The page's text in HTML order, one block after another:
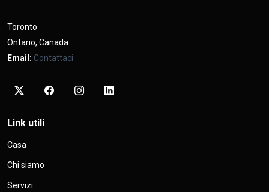
Toronto
Ontario, Canada
Email: Contattaci
Link utili
Casa
Chi siamo
Servizi